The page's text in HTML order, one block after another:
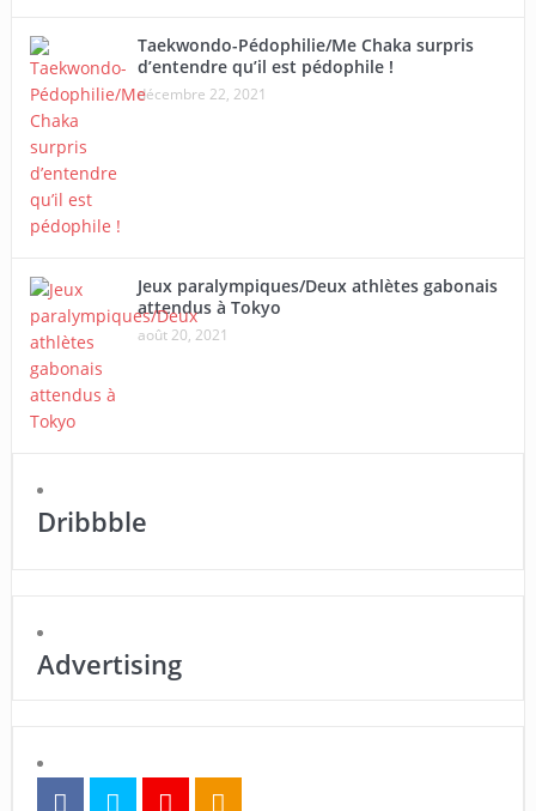
Taekwondo-Pédophilie/Me Chaka surpris
d’entendre qu’il est pédophile !
décembre 22, 2021
Jeux paralympiques/Deux athlètes gabonais
attendus à Tokyo
août 20, 2021
Dribbble
Advertising